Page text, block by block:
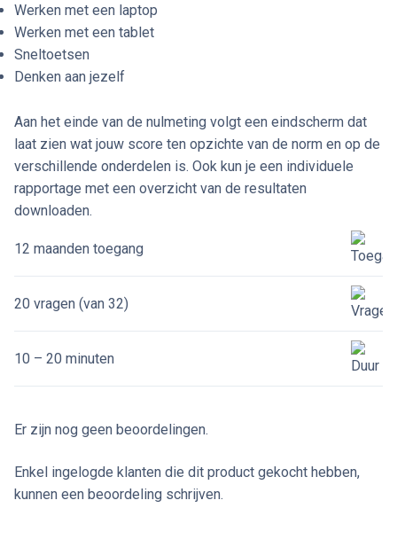
Werken met een laptop
Werken met een tablet
Sneltoetsen
Denken aan jezelf
Aan het einde van de nulmeting volgt een eindscherm dat
laat zien wat jouw score ten opzichte van de norm en op de
verschillende onderdelen is. Ook kun je een individuele
rapportage met een overzicht van de resultaten
downloaden.
12 maanden toegang
20 vragen (van 32)
10 – 20 minuten
Er zijn nog geen beoordelingen.
Enkel ingelogde klanten die dit product gekocht hebben,
kunnen een beoordeling schrijven.